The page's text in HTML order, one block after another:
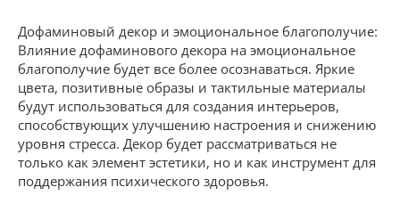
Дофаминовый декор и эмоциональное благополучие:
Влияние дофаминового декора на эмоциональное
благополучие будет все более осознаваться. Яркие
цвета, позитивные образы и тактильные материалы
будут использоваться для создания интерьеров,
способствующих улучшению настроения и снижению
уровня стресса. Декор будет рассматриваться не
только как элемент эстетики, но и как инструмент для
поддержания психического здоровья.